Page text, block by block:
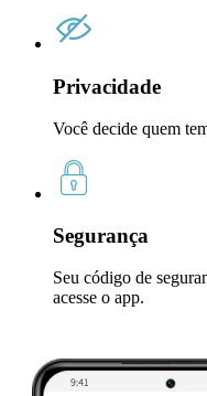
Privacidade
Você decide quem
Segurança
Seu código de
acesse o app.